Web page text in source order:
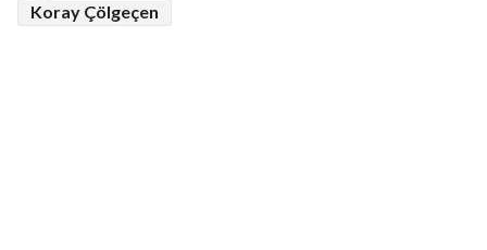
Koray Çölgeçen